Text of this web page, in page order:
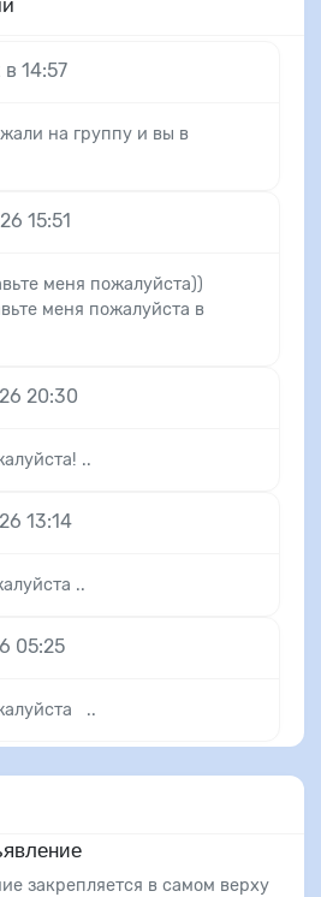
14:57
на группу и вы в
15:51
меня пожалуйста))
меня пожалуйста в
20:30
..
13:14
..
05:25
..
закрепляется в самом верху